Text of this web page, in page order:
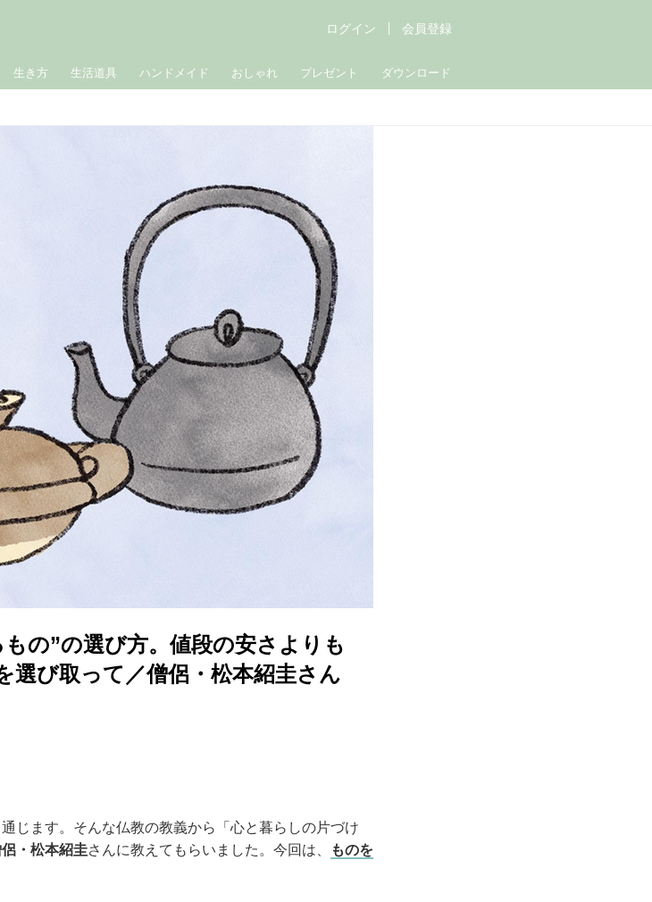
生き方 生活道具 ハンドメイド おしゃれ プレゼント ダウンロード
ログイン 会員登録
の”の選び方。値段の安さよりも
選び取って／僧侶・松本紹圭さん
じます。そんな仏教の教義から「心と暮らしの片づけ
・松本紹圭さんに教えてもらいました。今回は、
ものを